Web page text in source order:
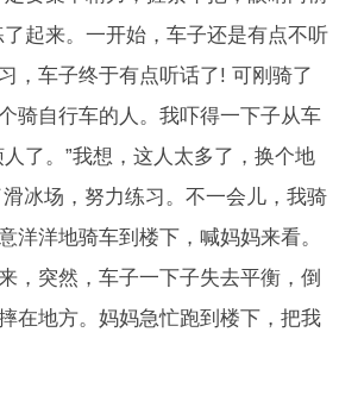
起来。一开始，车子还是有点不听
，车子终于有点听话了! 可刚骑了
骑自行车的人。我吓得一下子从车
了。”我想，这人太多了，换个地
冰场，努力练习。不一会儿，我骑
洋洋地骑车到楼下，喊妈妈来看。
，突然，车子一下子失去平衡，倒
在地方。妈妈急忙跑到楼下，把我